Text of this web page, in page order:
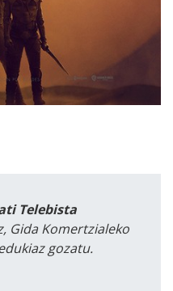
Telebista
Gida Komertzialeko
gozatu.